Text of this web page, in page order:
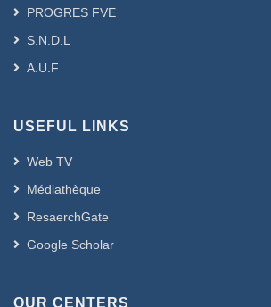
PROGRES FVE
S.N.D.L
A.U.F
USEFUL LINKS
Web TV
Médiathèque
ResaerchGate
Google Scholar
OUR CENTERS